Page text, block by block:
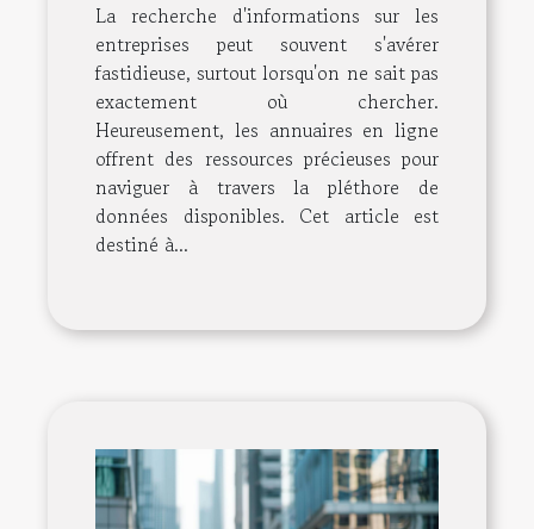
La recherche d'informations sur les
entreprises peut souvent s'avérer
fastidieuse, surtout lorsqu'on ne sait pas
exactement où chercher.
Heureusement, les annuaires en ligne
offrent des ressources précieuses pour
naviguer à travers la pléthore de
données disponibles. Cet article est
destiné à...